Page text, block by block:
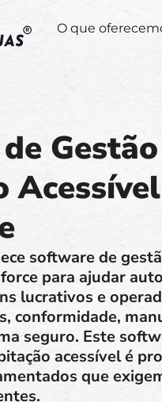
O que
software de
para ajudar
lucrativos e
conformidade,
seguro. Este
acessível é
que